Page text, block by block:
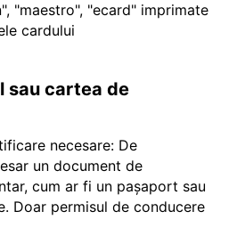
"maestro", "ecard" imprimate
cardului
sau cartea de
necesare: De
un document de
cum ar fi un pașaport sau
Doar permisul de conducere